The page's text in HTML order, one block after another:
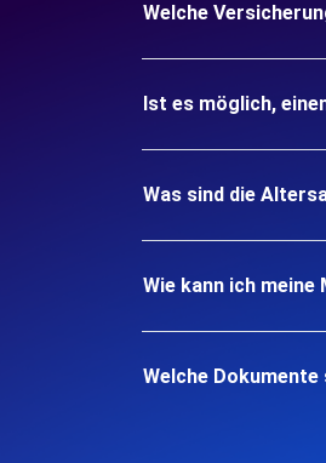
Welche
Ist es möglich,
Was sind die
Wie kann ich
Welche